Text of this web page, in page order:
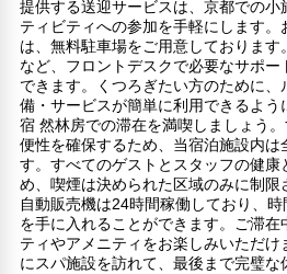
提供する送迎サービスは、京都での小
ティビティへの参加を手軽にします。
は、無料駐車場をご用意しております
など、フロントデスクで必要なサポ
できます。くつろぎたい方のために、
備・サービスが簡単に利用できるよ
宿 然林房での滞在を満喫しましょう
便性を確保するため、当宿泊施設内は
す。すべてのゲストとスタッフの健康
め、喫煙は決められた区域のみに制
自動販売機は24時間稼働しており、
を手に入れることができます。ご滞
ティやアメニティをお楽しみいただ
にスパ施設を訪れて、最後まで完璧な